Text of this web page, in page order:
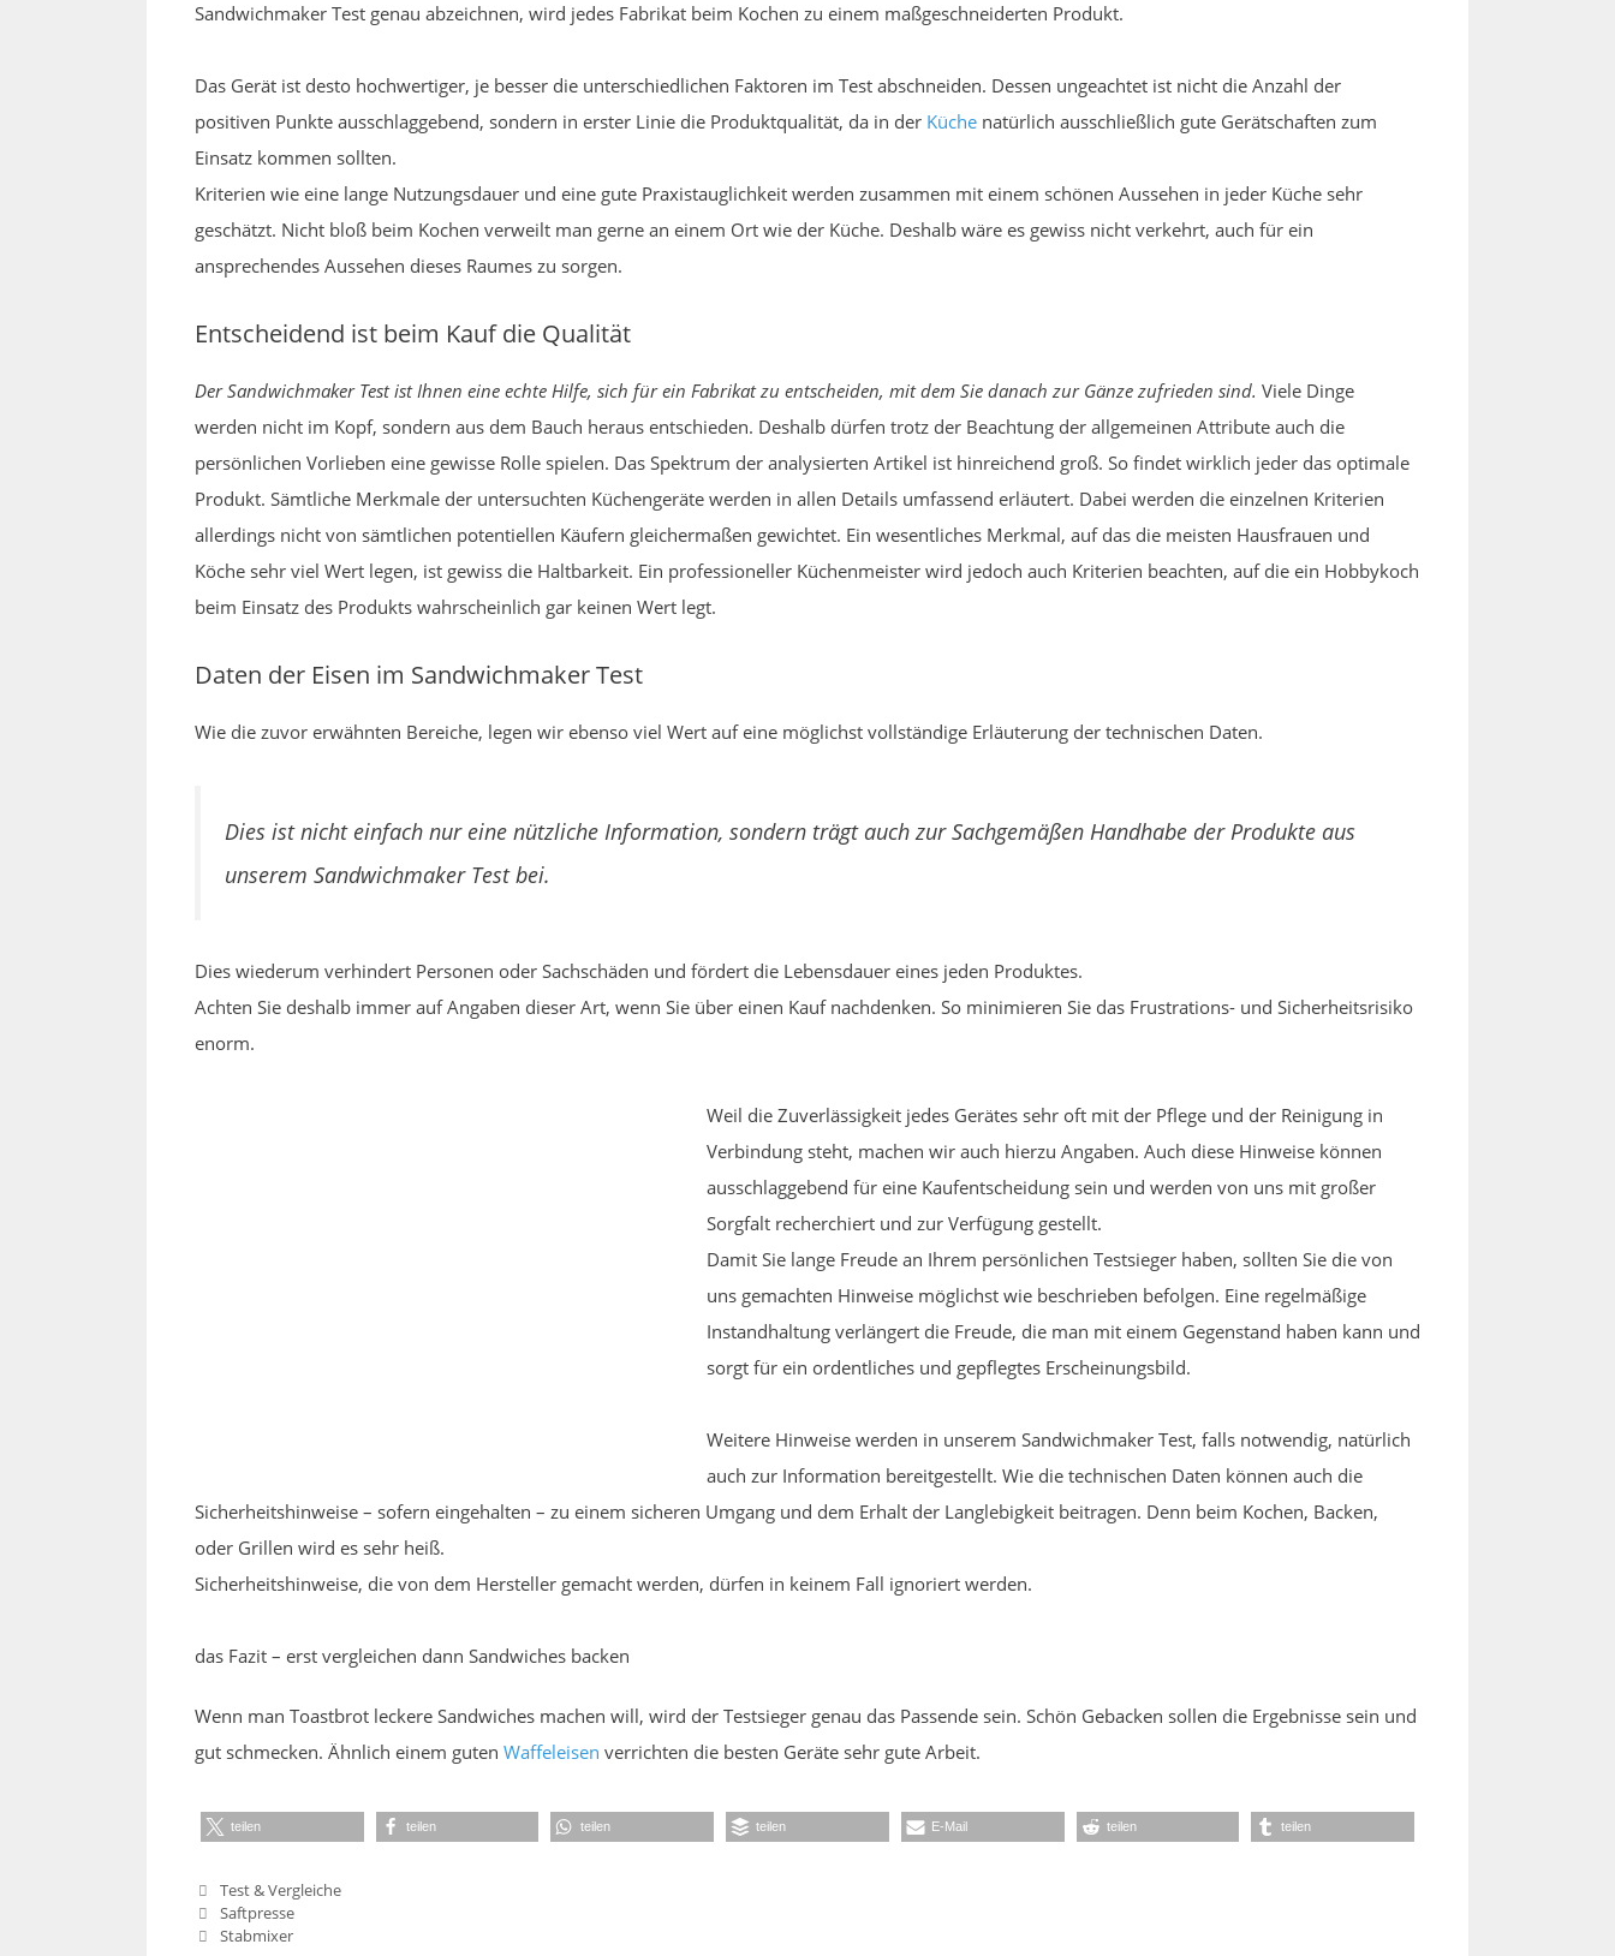
Sandwichmaker Test genau abzeichnen, wird jedes Fabrikat beim Kochen zu einem maßgeschneiderten Produkt.
Das Gerät ist desto hochwertiger, je besser die unterschiedlichen Faktoren im Test abschneiden. Dessen ungeachtet ist nicht die Anzahl der
positiven Punkte ausschlaggebend, sondern in erster Linie die Produktqualität, da in der Küche natürlich ausschließlich gute Gerätschaften zum
Einsatz kommen sollten.
Kriterien wie eine lange Nutzungsdauer und eine gute Praxistauglichkeit werden zusammen mit einem schönen Aussehen in jeder Küche sehr
geschätzt. Nicht bloß beim Kochen verweilt man gerne an einem Ort wie der Küche. Deshalb wäre es gewiss nicht verkehrt, auch für ein
ansprechendes Aussehen dieses Raumes zu sorgen.
Entscheidend ist beim Kauf die Qualität
Der Sandwichmaker Test ist Ihnen eine echte Hilfe, sich für ein Fabrikat zu entscheiden, mit dem Sie danach zur Gänze zufrieden sind. Viele Dinge
werden nicht im Kopf, sondern aus dem Bauch heraus entschieden. Deshalb dürfen trotz der Beachtung der allgemeinen Attribute auch die
persönlichen Vorlieben eine gewisse Rolle spielen. Das Spektrum der analysierten Artikel ist hinreichend groß. So findet wirklich jeder das optimale
Produkt. Sämtliche Merkmale der untersuchten Küchengeräte werden in allen Details umfassend erläutert. Dabei werden die einzelnen Kriterien
allerdings nicht von sämtlichen potentiellen Käufern gleichermaßen gewichtet. Ein wesentliches Merkmal, auf das die meisten Hausfrauen und
Köche sehr viel Wert legen, ist gewiss die Haltbarkeit. Ein professioneller Küchenmeister wird jedoch auch Kriterien beachten, auf die ein Hobbykoch
beim Einsatz des Produkts wahrscheinlich gar keinen Wert legt.
Daten der Eisen im Sandwichmaker Test
Wie die zuvor erwähnten Bereiche, legen wir ebenso viel Wert auf eine möglichst vollständige Erläuterung der technischen Daten.
Dies ist nicht einfach nur eine nützliche Information, sondern trägt auch zur Sachgemäßen Handhabe der Produkte aus
unserem Sandwichmaker Test bei.
Dies wiederum verhindert Personen oder Sachschäden und fördert die Lebensdauer eines jeden Produktes.
Achten Sie deshalb immer auf Angaben dieser Art, wenn Sie über einen Kauf nachdenken. So minimieren Sie das Frustrations- und Sicherheitsrisiko
enorm.
Weil die Zuverlässigkeit jedes Gerätes sehr oft mit der Pflege und der Reinigung in
Verbindung steht, machen wir auch hierzu Angaben. Auch diese Hinweise können
ausschlaggebend für eine Kaufentscheidung sein und werden von uns mit großer
Sorgfalt recherchiert und zur Verfügung gestellt.
Damit Sie lange Freude an Ihrem persönlichen Testsieger haben, sollten Sie die von
uns gemachten Hinweise möglichst wie beschrieben befolgen. Eine regelmäßige
Instandhaltung verlängert die Freude, die man mit einem Gegenstand haben kann und
sorgt für ein ordentliches und gepflegtes Erscheinungsbild.
Weitere Hinweise werden in unserem Sandwichmaker Test, falls notwendig, natürlich
auch zur Information bereitgestellt. Wie die technischen Daten können auch die
Sicherheitshinweise – sofern eingehalten – zu einem sicheren Umgang und dem Erhalt der Langlebigkeit beitragen. Denn beim Kochen, Backen,
oder Grillen wird es sehr heiß.
Sicherheitshinweise, die von dem Hersteller gemacht werden, dürfen in keinem Fall ignoriert werden.
das Fazit – erst vergleichen dann Sandwiches backen
Wenn man Toastbrot leckere Sandwiches machen will, wird der Testsieger genau das Passende sein. Schön Gebacken sollen die Ergebnisse sein und
gut schmecken. Ähnlich einem guten Waffeleisen verrichten die besten Geräte sehr gute Arbeit.
teilen teilen teilen teilen E-Mail teilen teilen
Kategorien
Test & Vergleiche
Saftpresse
Stabmixer